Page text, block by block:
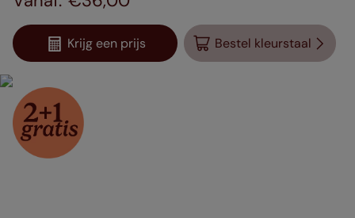
Krijg een prijs Bestel kleurstaal